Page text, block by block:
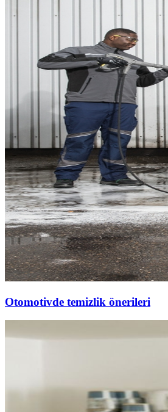
Otomotivde temizlik önerileri